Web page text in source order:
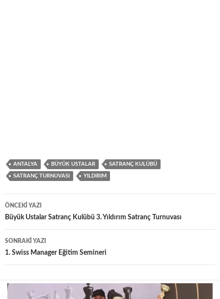
ANTALYA BÜYÜK USTALAR SATRANÇ KULÜBÜ
SATRANÇ TURNUVASI YILDIRIM
Yazı
dolaşımı
ÖNCEKI YAZI
Büyük Ustalar Satranç Kulübü 3. Yıldırım Satranç Turnuvası
SONRAKI YAZI
1. Swiss Manager Eğitim Semineri